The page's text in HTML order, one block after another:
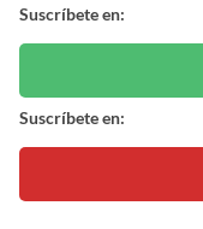
Suscríbete en:
Suscríbete en: